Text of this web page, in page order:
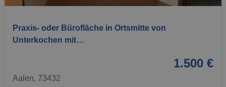
Praxis- oder Bürofläche in Ortsmitte von
Unterkochen mit…
1.500 €
Aalen, 73432